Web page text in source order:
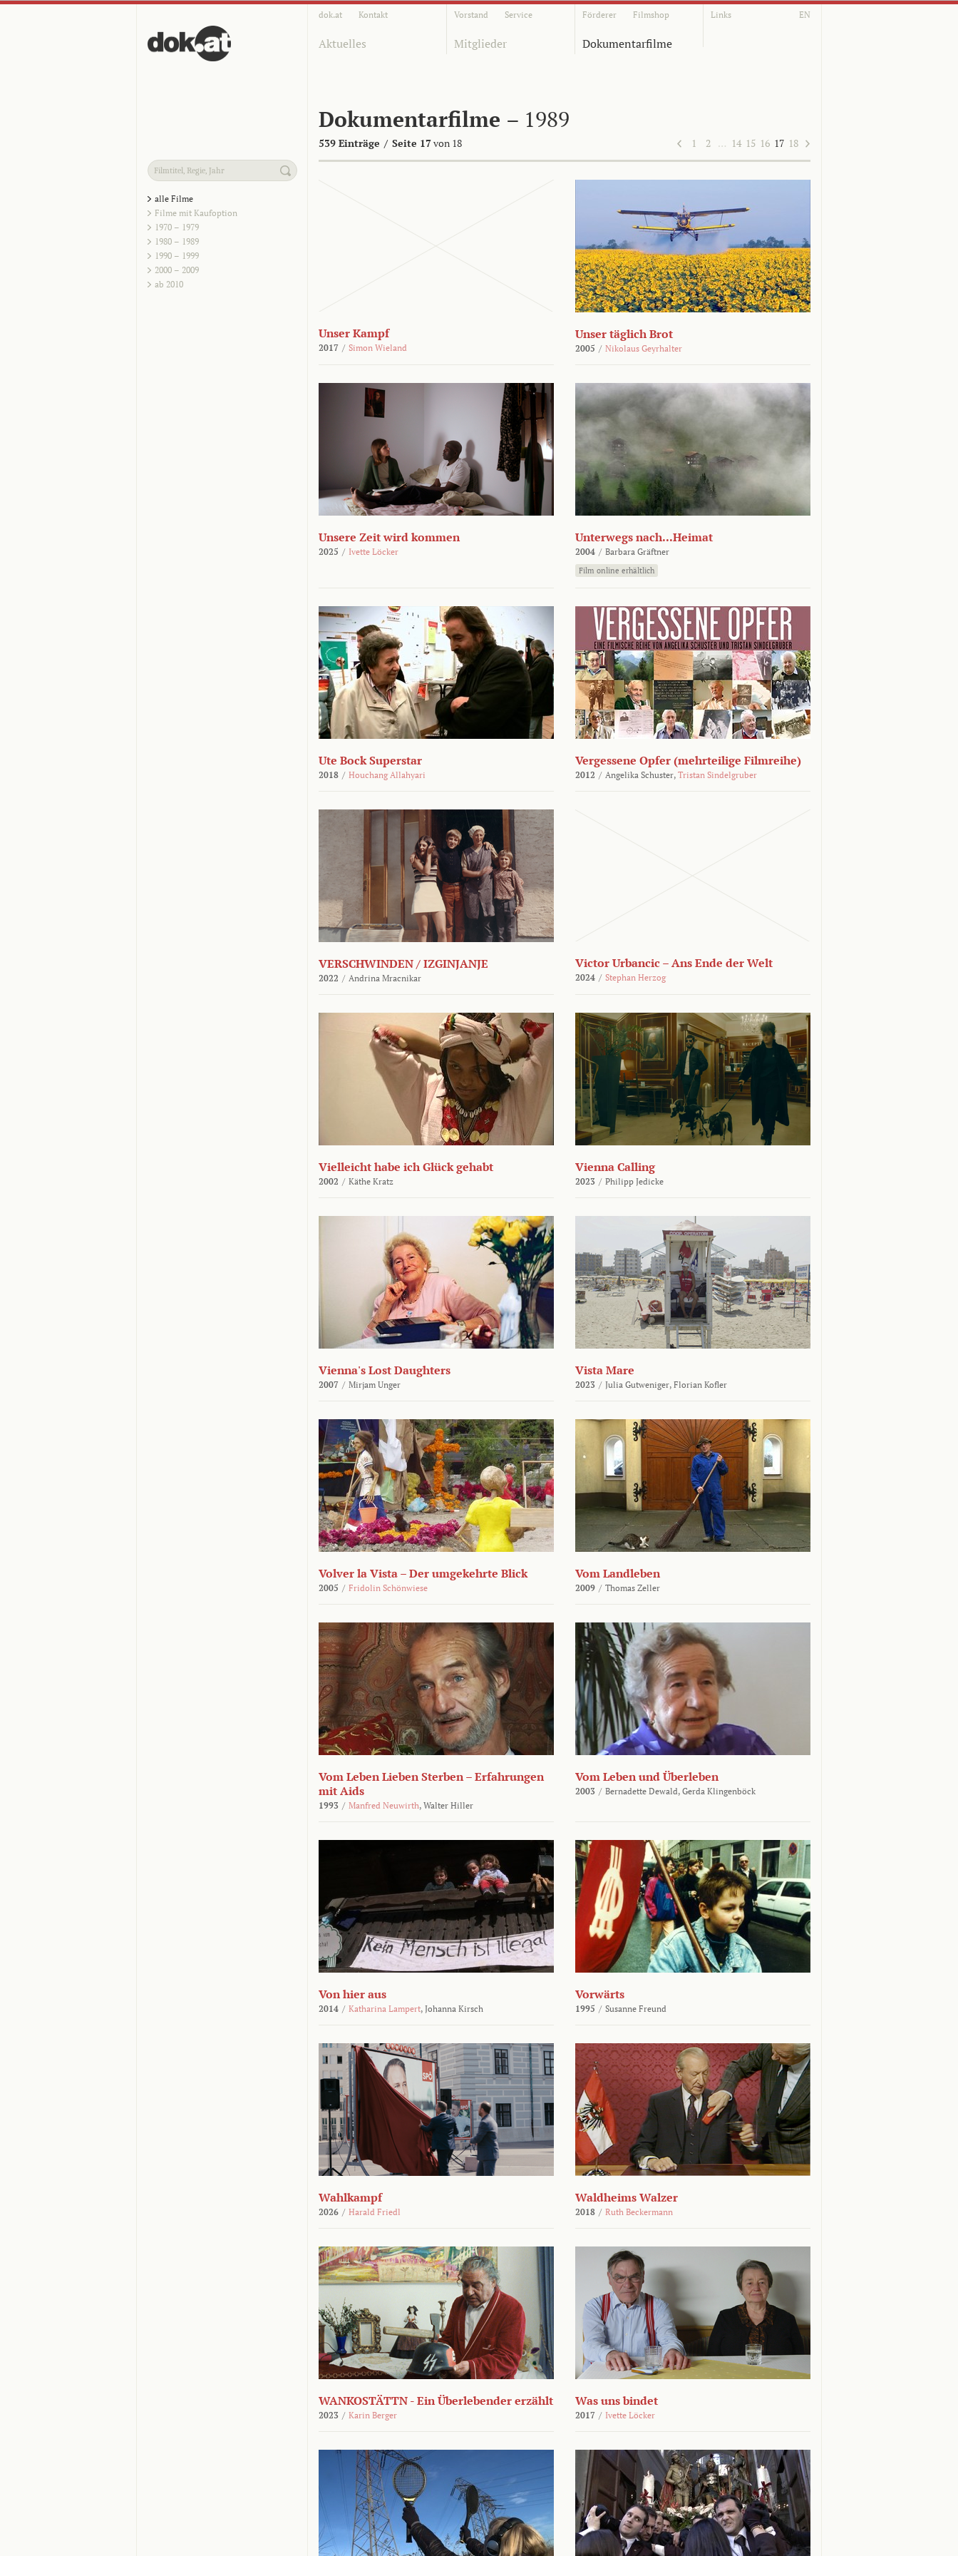
dok.at Kontakt Vorstand Service Förderer Filmshop Links EN
Aktuelles Mitglieder Dokumentarfilme
Dokumentarfilme – 1989
539 Einträge / Seite 17von 18 1 2 … 14 15 16 17 18
alle Filme
Filme mit Kaufoption
1970 – 1979
1980 – 1989
1990 – 1999
2000 – 2009
ab 2010
Unser Kampf
2017 / Simon Wieland
Unser täglich Brot
2005 / Nikolaus Geyrhalter
Unsere Zeit wird kommen
2025 / Ivette Löcker
Unterwegs nach...Heimat
2004 / Barbara Gräftner
Film online erhältlich
Ute Bock Superstar
2018 / Houchang Allahyari
Vergessene Opfer (mehrteilige Filmreihe)
2012 / Angelika Schuster, Tristan Sindelgruber
VERSCHWINDEN / IZGINJANJE
2022 / Andrina Mracnikar
Victor Urbancic – Ans Ende der Welt
2024 / Stephan Herzog
Vielleicht habe ich Glück gehabt
2002 / Käthe Kratz
Vienna Calling
2023 / Philipp Jedicke
Vienna's Lost Daughters
2007 / Mirjam Unger
Vista Mare
2023 / Julia Gutweniger, Florian Kofler
Volver la Vista – Der umgekehrte Blick
2005 / Fridolin Schönwiese
Vom Landleben
2009 / Thomas Zeller
Vom Leben Lieben Sterben – Erfahrungen
mit Aids
1993 / Manfred Neuwirth, Walter Hiller
Vom Leben und Überleben
2003 / Bernadette Dewald, Gerda Klingenböck
Von hier aus
2014 / Katharina Lampert, Johanna Kirsch
Vorwärts
1995 / Susanne Freund
Wahlkampf
2026 / Harald Friedl
Waldheims Walzer
2018 / Ruth Beckermann
WANKOSTÄTTN - Ein Überlebender erzählt
2023 / Karin Berger
Was uns bindet
2017 / Ivette Löcker